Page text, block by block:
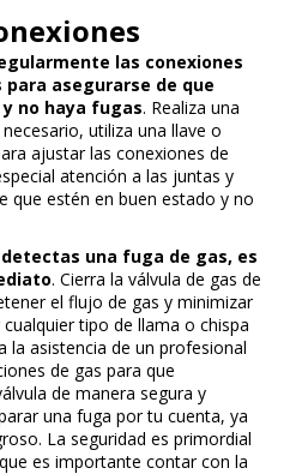
las conexiones
para asegurarse de que
no haya fugas. Realiza una
utiliza una llave o
ajustar las conexiones de
atención a las juntas y
que estén en buen estado y no
una fuga de gas, es
. Cierra la válvula de gas de
el flujo de gas y minimizar
tipo de llama o chispa
la asistencia de un profesional
de gas para que
de manera segura y
una fuga por tu cuenta, ya
La seguridad es primordial
es importante contar con la